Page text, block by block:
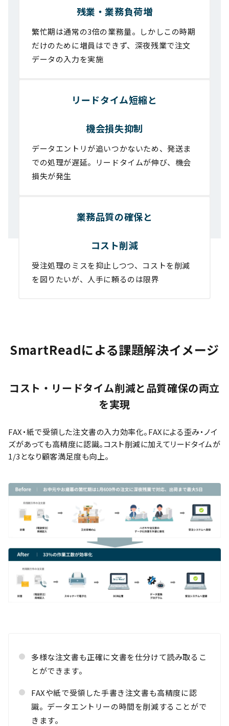
残業・業務負荷増
繁忙期は通常の3倍の業務量。しかしこの時期
だけのために増員はできず、深夜残業で注文
データの入力を実施
リードタイム短縮と
機会損失抑制
データエントリが追いつかないため、発送ま
での処理が遅延。リードタイムが伸び、機会
損失が発生
業務品質の確保と
コスト削減
受注処理のミスを抑止しつつ、コストを削減
を図りたいが、人手に頼るのは限界
SmartReadによる課題解決イメージ
コスト・リードタイム削減と品質確保の両立
を実現
FAX・紙で受領した注文書の入力効率化。FAXによる歪み・ノイ
ズがあっても高精度に認識。コスト削減に加えてリードタイムが
1/3となり顧客満足度も向上。
多様な注文書も正確に文書を仕分けて読み取るこ
とができます。
FAXや紙で受領した手書き注文書も高精度に認
識。データエントリーの時間を削減することがで
きます。